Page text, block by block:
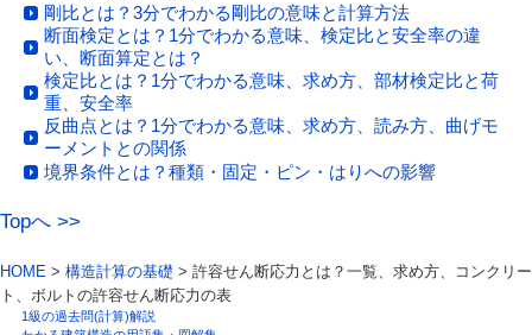
剛比とは？3分でわかる剛比の意味と計算方法
断面検定とは？1分でわかる意味、検定比と安全率の違
い、断面算定とは？
検定比とは？1分でわかる意味、求め方、部材検定比と荷
重、安全率
反曲点とは？1分でわかる意味、求め方、読み方、曲げモ
ーメントとの関係
境界条件とは？種類・固定・ピン・はりへの影響
Topへ >>
HOME > 構造計算の基礎 > 許容せん断応力とは？一覧、求め方、コンクリー
ト、ボルトの許容せん断応力の表
1級の過去問(計算)解説